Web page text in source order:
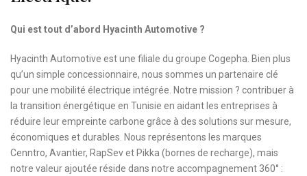
Qui est tout d’abord Hyacinth Automotive ?
Hyacinth Automotive est une filiale du groupe Cogepha. Bien plus
qu’un simple concessionnaire, nous sommes un partenaire clé
pour une mobilité électrique intégrée. Notre mission ? contribuer à
la transition énergétique en Tunisie en aidant les entreprises à
réduire leur empreinte carbone grâce à des solutions sur mesure,
économiques et durables. Nous représentons les marques
Cenntro, Avantier, RapSev et Pikka (bornes de recharge), mais
notre valeur ajoutée réside dans notre accompagnement 360° :